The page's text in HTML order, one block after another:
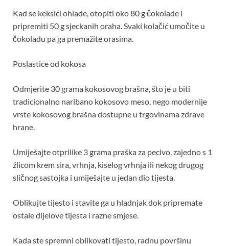
Kad se keksići ohlade, otopiti oko 80 g čokolade i
pripremiti 50 g sjeckanih oraha. Svaki kolačić umočite u
čokoladu pa ga premažite orasima.
Poslastice od kokosa
Odmjerite 30 grama kokosovog brašna, što je u biti
tradicionalno naribano kokosovo meso, nego modernije
vrste kokosovog brašna dostupne u trgovinama zdrave
hrane.
Umiješajte otprilike 3 grama praška za pecivo, zajedno s 1
žlicom krem ​​sira, vrhnja, kiselog vrhnja ili nekog drugog
sličnog sastojka i umiješajte u jedan dio tijesta.
Oblikujte tijesto i stavite ga u hladnjak dok pripremate
ostale dijelove tijesta i razne smjese.
Kada ste spremni oblikovati tijesto, radnu površinu